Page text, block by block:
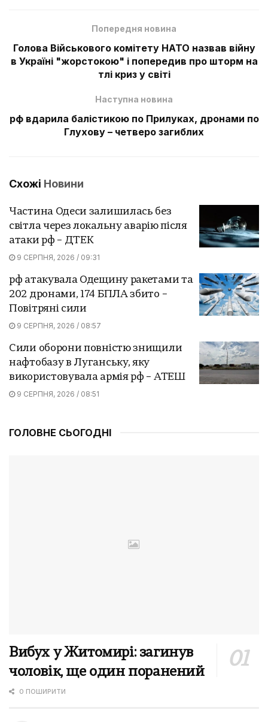
Попередня новина
Голова Військового комітету НАТО назвав війну
в Україні "жорстокою" і попередив про шторм на
тлі криз у світі
Наступна новина
рф вдарила балістикою по Прилуках, дронами по
Глухову – четверо загиблих
Схожі Новини
Частина Одеси залишилась без
світла через локальну аварію після
атаки рф – ДТЕК
9 СЕРПНЯ, 2026 / 09:31
рф атакувала Одещину ракетами та
202 дронами, 174 БПЛА збито –
Повітряні сили
9 СЕРПНЯ, 2026 / 08:57
Сили оборони повністю знищили
нафтобазу в Луганську, яку
використовувала армія рф – АТЕШ
9 СЕРПНЯ, 2026 / 08:51
ГОЛОВНЕ СЬОГОДНІ
Вибух у Житомирі: загинув
чоловік, ще один поранений
0 ПОШИРИТИ